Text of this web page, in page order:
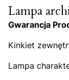
Lampa
Gwarancja
Kinkiet
Lampa